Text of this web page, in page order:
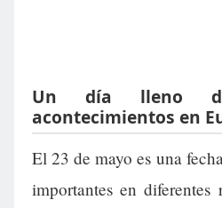
Un día lleno
acontecimientos en
El 23 de mayo es una
importantes en diferentes